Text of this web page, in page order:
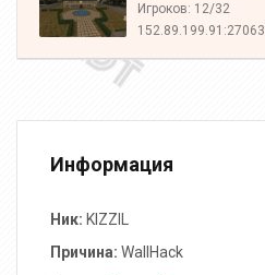
Игроков: 12/32
152.89.199.91:27063
Информация
Ник: KIZZIL
Причина: WallHack